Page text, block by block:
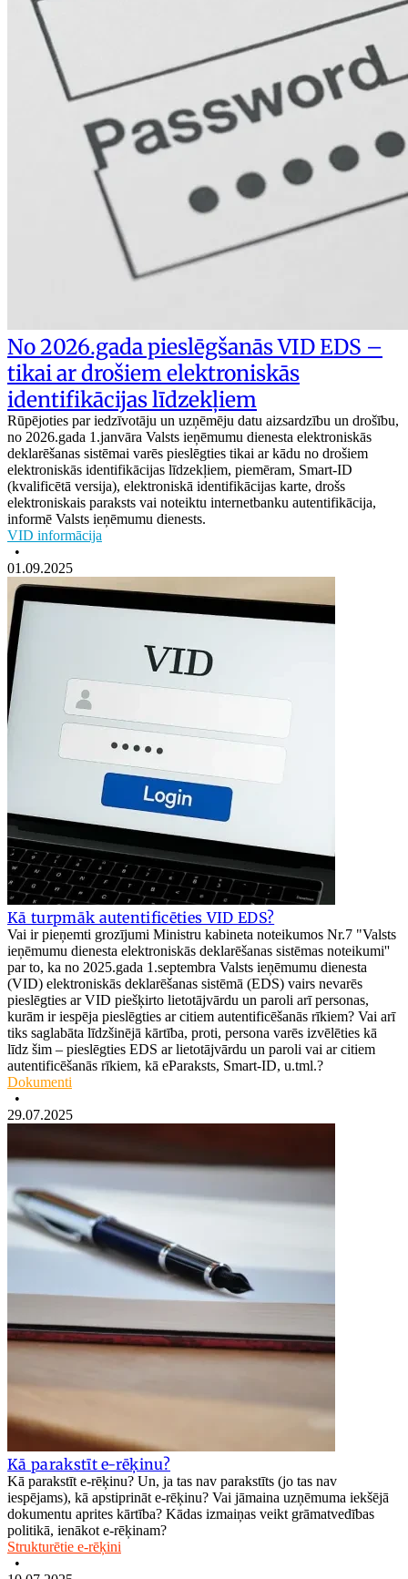
No 2026.gada pieslēgšanās VID EDS –
tikai ar drošiem elektroniskās
identifikācijas līdzekļiem
Rūpējoties par iedzīvotāju un uzņēmēju datu aizsardzību un drošību,
no 2026.gada 1.janvāra Valsts ieņēmumu dienesta elektroniskās
deklarēšanas sistēmai varēs pieslēgties tikai ar kādu no drošiem
elektroniskās identifikācijas līdzekļiem, piemēram, Smart-ID
(kvalificētā versija), elektroniskā identifikācijas karte, drošs
elektroniskais paraksts vai noteiktu internetbanku autentifikācija,
informē Valsts ieņēmumu dienests.
VID informācija
•
01.09.2025
Kā turpmāk autentificēties VID EDS?
Vai ir pieņemti grozījumi Ministru kabineta noteikumos Nr.7 "Valsts
ieņēmumu dienesta elektroniskās deklarēšanas sistēmas noteikumi''
par to, ka no 2025.gada 1.septembra Valsts ieņēmumu dienesta
(VID) elektroniskās deklarēšanas sistēmā (EDS) vairs nevarēs
pieslēgties ar VID piešķirto lietotājvārdu un paroli arī personas,
kurām ir iespēja pieslēgties ar citiem autentificēšanās rīkiem? Vai arī
tiks saglabāta līdzšinējā kārtība, proti, persona varēs izvēlēties kā
līdz šim – pieslēgties EDS ar lietotājvārdu un paroli vai ar citiem
autentificēšanās rīkiem, kā eParaksts, Smart-ID, u.tml.?
Dokumenti
•
29.07.2025
Kā parakstīt e-rēķinu?
Kā parakstīt e-rēķinu? Un, ja tas nav parakstīts (jo tas nav
iespējams), kā apstiprināt e-rēķinu? Vai jāmaina uzņēmuma iekšējā
dokumentu aprites kārtība? Kādas izmaiņas veikt grāmatvedības
politikā, ienākot e-rēķinam?
Strukturētie e-rēķini
•